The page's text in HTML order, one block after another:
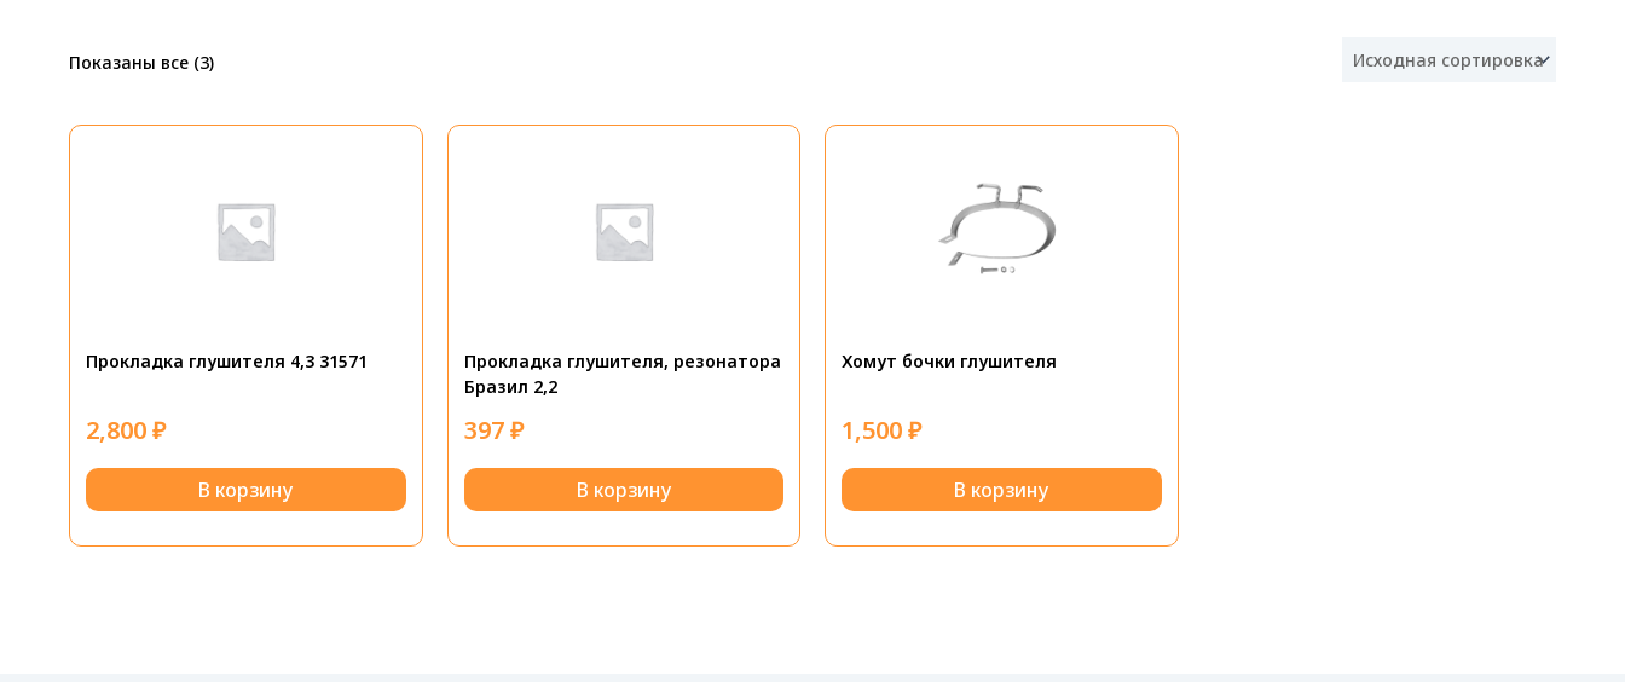
Показаны все (3)
Прокладка глушителя 4,3 31571
2,800₽
В корзину
Прокладка глушителя, резонатора
Бразил 2,2
397₽
В корзину
Хомут бочки глушителя
1,500₽
В корзину